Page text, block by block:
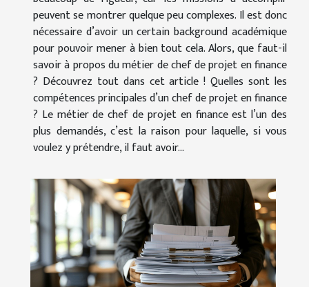
peuvent se montrer quelque peu complexes. Il est donc
nécessaire d’avoir un certain background académique
pour pouvoir mener à bien tout cela. Alors, que faut-il
savoir à propos du métier de chef de projet en finance
? Découvrez tout dans cet article ! Quelles sont les
compétences principales d’un chef de projet en finance
? Le métier de chef de projet en finance est l’un des
plus demandés, c’est la raison pour laquelle, si vous
voulez y prétendre, il faut avoir...